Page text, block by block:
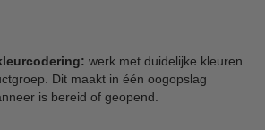
werk met duidelijke kleuren
Dit maakt in één oogopslag
is bereid of geopend.